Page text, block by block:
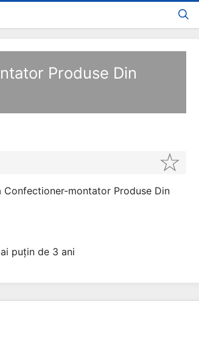
Produse Din
montator Produse Din
puțin de 3 ani